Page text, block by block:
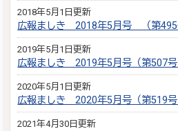
2018年5月1日更新
広報ましき 2018年5月号 （第495
2019年5月1日更新
広報ましき 2019年5月号（第507号
2020年5月1日更新
広報ましき 2020年5月号（第519号
2021年4月30日更新